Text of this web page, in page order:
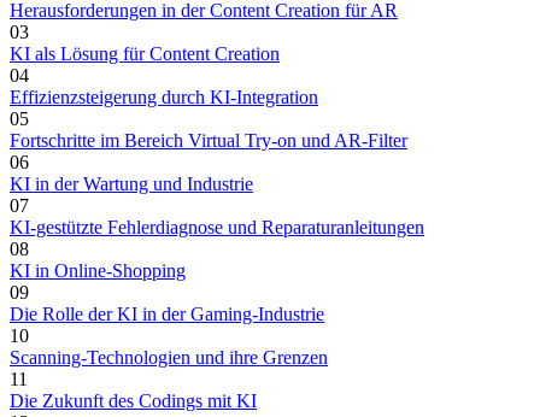
Herausforderungen in der Content Creation für AR
03
KI als Lösung für Content Creation
04
Effizienzsteigerung durch KI-Integration
05
Fortschritte im Bereich Virtual Try-on und AR-Filter
06
KI in der Wartung und Industrie
07
KI-gestützte Fehlerdiagnose und Reparaturanleitungen
08
KI in Online-Shopping
09
Die Rolle der KI in der Gaming-Industrie
10
Scanning-Technologien und ihre Grenzen
11
Die Zukunft des Codings mit KI